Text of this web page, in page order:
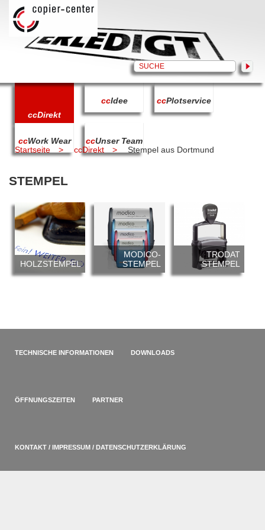
ccDirekt
ccIdee ccPlotservice
ccWork Wear ccUnser Team
Startseite
ccDirekt Stempel aus Dortmund
STEMPEL
HOLZSTEMPEL
MODICO-
STEMPEL
TRODAT
STEMPEL
TECHNISCHE INFORMATIONEN DOWNLOADS
ÖFFNUNGSZEITEN PARTNER
KONTAKT / IMPRESSUM / DATENSCHUTZERKLÄRUNG